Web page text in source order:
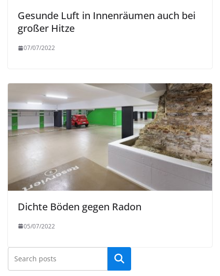
Gesunde Luft in Innenräumen auch bei
großer Hitze
07/07/2022
Dichte Böden gegen Radon
05/07/2022